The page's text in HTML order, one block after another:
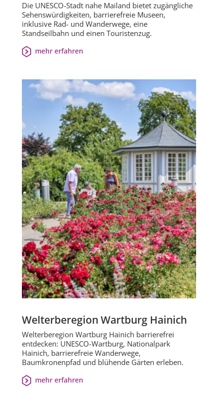
Die UNESCO-Stadt nahe Mailand bietet zugängliche
Sehenswürdigkeiten, barrierefreie Museen,
inklusive Rad- und Wanderwege, eine
Standseilbahn und einen Touristenzug.
mehr erfahren
Welterberegion Wartburg Hainich
Welterberegion Wartburg Hainich barrierefrei
entdecken: UNESCO-Wartburg, Nationalpark
Hainich, barrierefreie Wanderwege,
Baumkronenpfad und blühende Gärten erleben.
mehr erfahren